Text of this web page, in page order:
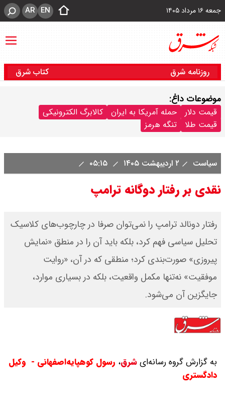
جمعه ۱۶ مرداد ۱۴۰۵ EN
AR
روزنامه شرق کتاب شرق
موضوعات داغ:
قیمت دلار حمله آمریکا به ایران
کالابرگ الکترونیکی
قیمت طلا
تنگه هرمز
سیاست ۲ اردیبهشت ۱۴۰۵
نقدی بر رفتار دوگانه ترامپ
رفتار دونالد ترامپ را نمی‌توان صرفا در چارچوب‌های کلاسیک
تحلیل سیاسی فهم کرد، بلکه باید آن را در منطق «نمایش
پیروزی» صورت‌بندی کرد؛ منطقی که در آن، «روایت
موفقیت» نه‌تنها مکمل واقعیت، بلکه در بسیاری موارد،
جایگزین آن می‌شود.
به گزارش گروه رسانه‌ایشرق، رسول کوهپایه‌اصفهانی - وکیل
دادگستری